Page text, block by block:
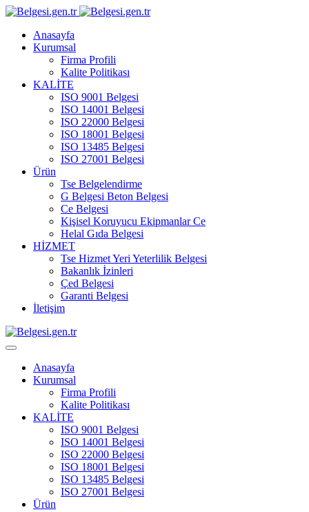
Anasayfa
Kurumsal
Firma Profili
Kalite Politikası
KALİTE
ISO 9001 Belgesi
ISO 14001 Belgesi
ISO 22000 Belgesi
ISO 18001 Belgesi
ISO 13485 Belgesi
ISO 27001 Belgesi
Ürün
Tse Belgelendirme
G Belgesi Beton Belgesi
Ce Belgesi
Kişisel Koruyucu Ekipmanlar Ce
Helal Gıda Belgesi
HİZMET
Tse Hizmet Yeri Yeterlilik Belgesi
Bakanlık İzinleri
Çed Belgesi
Garanti Belgesi
İletişim
Anasayfa
Kurumsal
Firma Profili
Kalite Politikası
KALİTE
ISO 9001 Belgesi
ISO 14001 Belgesi
ISO 22000 Belgesi
ISO 18001 Belgesi
ISO 13485 Belgesi
ISO 27001 Belgesi
Ürün